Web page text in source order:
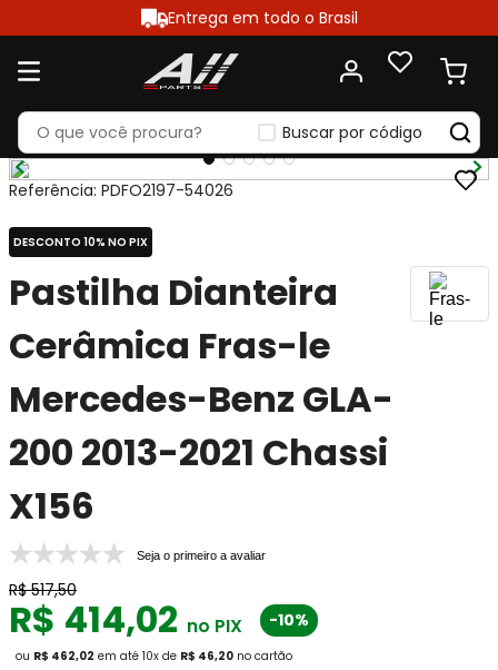
Entrega em todo o Brasil
Buscar por código
Referência: PDFO2197-54026
DESCONTO 10% NO PIX
Pastilha Dianteira
Cerâmica Fras-le
Mercedes-Benz GLA-
200 2013-2021 Chassi
X156
Seja o primeiro a avaliar
R$ 517,50
R$ 414,02 no PIX -10%
ou R$ 462,02 em até 10x de R$ 46,20 no cartão